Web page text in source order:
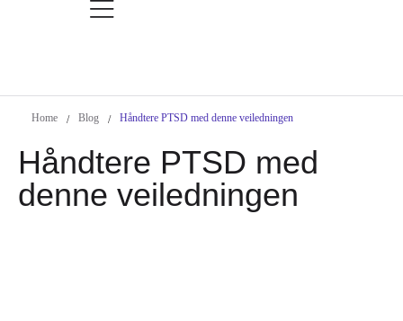
Home / Blog / Håndtere PTSD med denne veiledningen
Håndtere PTSD med
denne veiledningen